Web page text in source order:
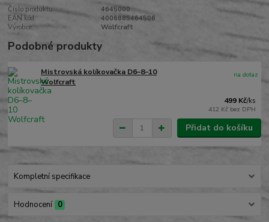
Číslo produktu:
4645000
EAN kód:
4006885464506
Výrobce:
Wolfcraft
Podobné produkty
Mistrovská kolíkovačka D6–8–10
Wolfcraft
499 Kč/ks
412 Kč bez DPH
na dotaz
Přidat do košíku
Kompletní specifikace
Hodnocení 0